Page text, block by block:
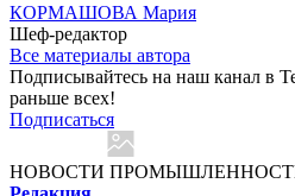
КОРМАШОВА Мария
Шеф-редактор
Все материалы автора
Подписывайтесь на наш канал в
раньше всех!
Подписаться
НОВОСТИ